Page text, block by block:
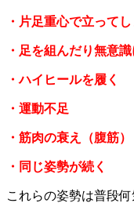
・片足重心で立ってし
・足を組んだり無意
・ハイヒールを履く
・運動不足
・筋肉の衰え（腹筋）
・同じ姿勢が続く
これらの姿勢は普段